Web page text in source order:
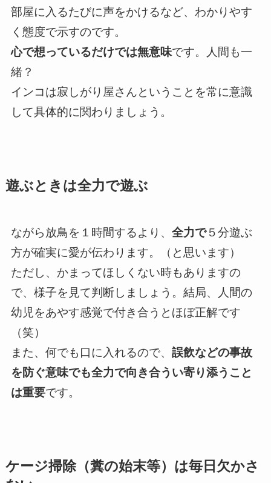
部屋に入るたびに声をかけるなど、わかりやす
く態度で示すのです。
心で想っているだけでは無意味です。人間も一
緒？
インコは寂しがり屋さんということを常に意識
して具体的に関わりましょう。
遊ぶときは全力で遊ぶ
ながら放鳥を１時間するより、 全力で５分遊ぶ
方が確実に愛が伝わります。（と思います）
ただし、かまってほしくない時もありますの
で、様子を見て判断しましょう。結局、人間の
幼児をあやす感覚で付き合うとほぼ正解です
（笑）
また、何でも口に入れるので、 誤飲などの事故
を防ぐ意味でも全力で向き合うい寄り添うこと
は重要です。
ケージ掃除（糞の始末等）は毎日欠かさ